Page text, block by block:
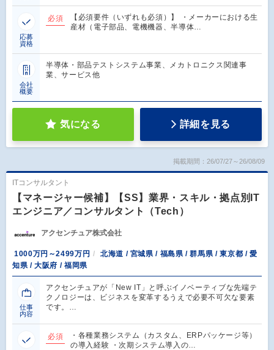
応募
資格
必須
【必須要件（いずれも必須）】 ・メーカーにおける生
産材（電子部品、電機機器、半導体…
会社
概要
半導体・部品テストシステム事業、メカトロニクス関連事
業、サービス他
気になる 詳細を見る
掲載期間：26/07/27～26/08/09
ITコンサルタント
【マネージャー候補】【SS】業界・スキル・拠点別IT
エンジニア／コンサルタント（Tech）
アクセンチュア株式会社
1000万円～2499万円
北海道 / 宮城県 / 福島県 / 群馬県 / 東京都 / 愛
知県 / 大阪府 / 福岡県
仕事
内容
アクセンチュアが「New IT」と呼ぶイノベーティブな先端テ
クノロジーは、ビジネスを変革するうえで必要不可欠な要素
です。…
必須
・各種業務システム（カスタム、ERPパッケージ等）
の導入経験 ・次期システム導入の…